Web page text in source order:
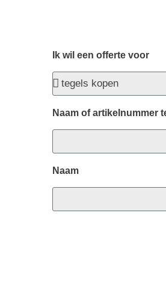
Ik wil een offerte voor
Naam of artikelnummer
Naam